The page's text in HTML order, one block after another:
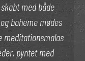
med både
boheme mødes
meditationsmalas
pyntet med